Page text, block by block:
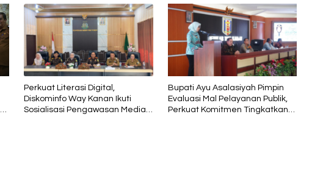
Perkuat Literasi Digital,
Diskominfo Way Kanan Ikuti
Sosialisasi Pengawasan Media
Bupati Ayu Asalasiyah Pimpin
Evaluasi Mal Pelayanan Publik,
Perkuat Komitmen Tingkatkan